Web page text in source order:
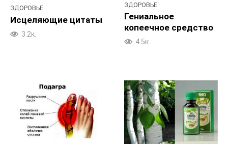
ЗДОРОВЬЕ
Исцеляющие цитаты
3.2к.
ЗДОРОВЬЕ
Гениальное
копеечное средство
4.5к.